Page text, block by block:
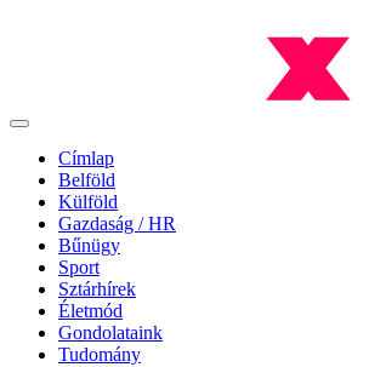
Címlap
Belföld
Külföld
Gazdaság / HR
Bűnügy
Sport
Sztárhírek
Életmód
Gondolataink
Tudomány